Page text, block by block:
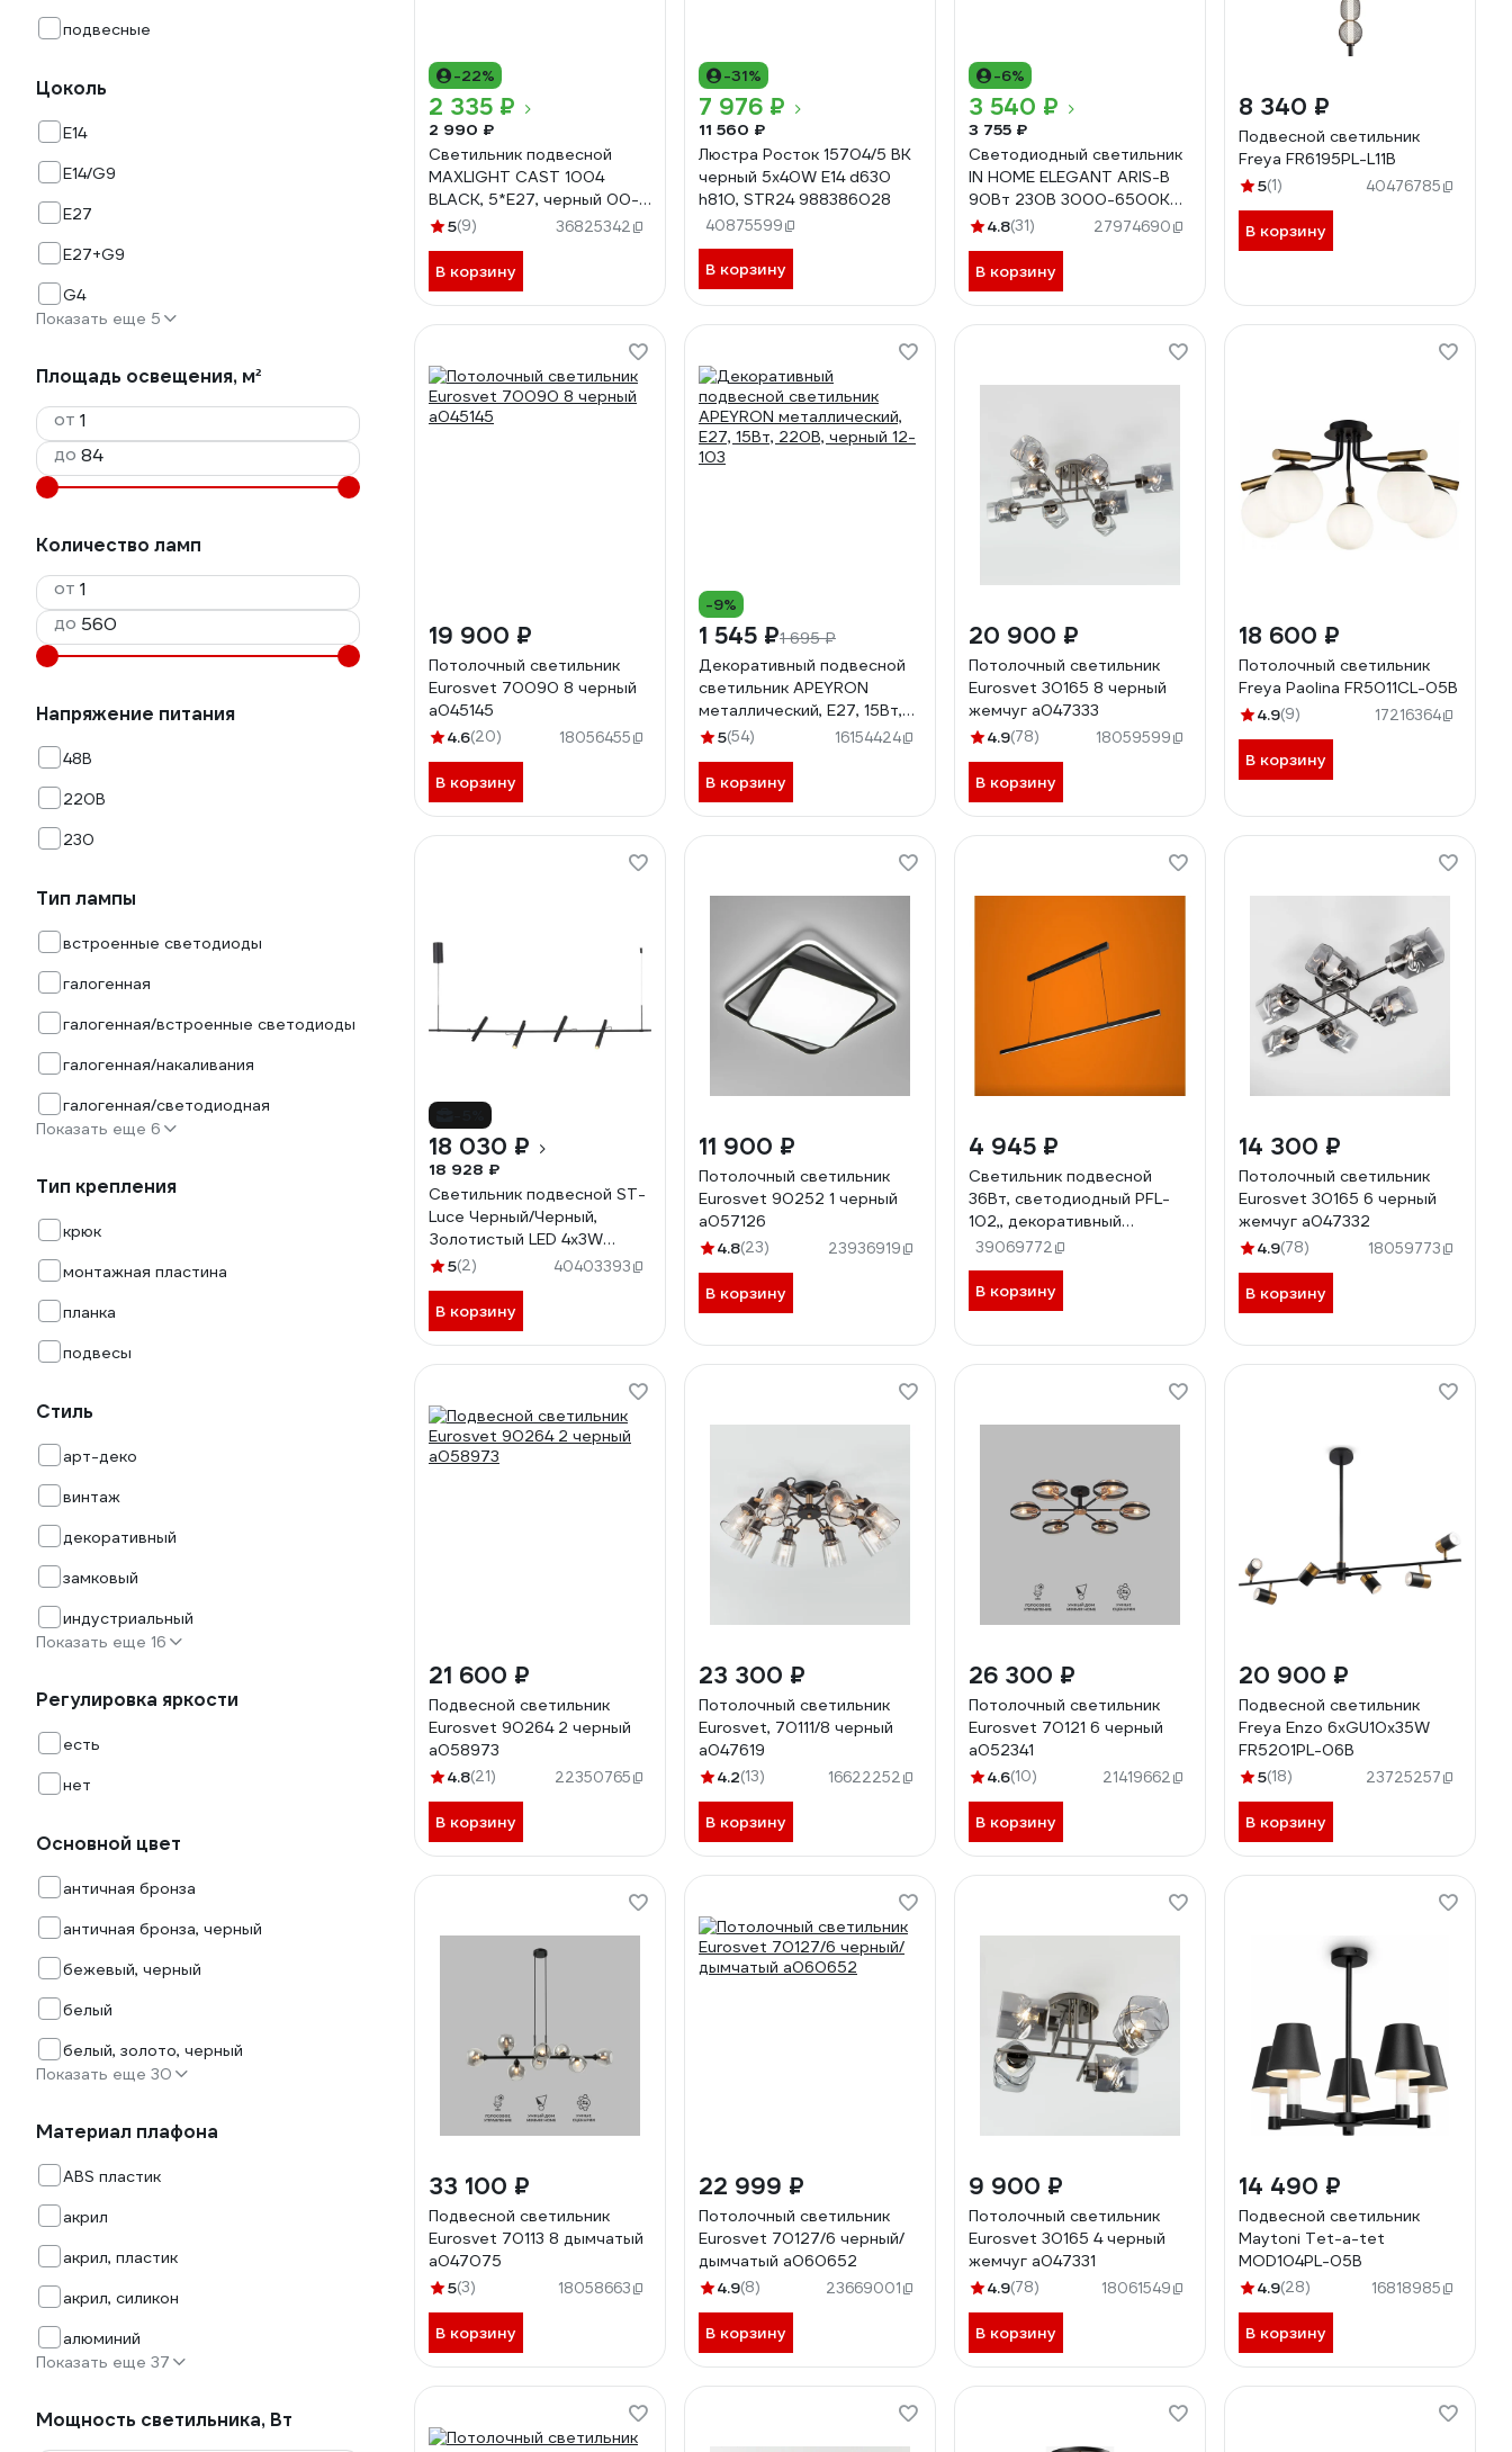
подвесные
Цоколь
E14
E14/G9
E27
E27+G9
G4
Показать еще 5
Площадь освещения, м²
от
до
Количество ламп
от
до
Напряжение питания
48В
220В
230
Тип лампы
встроенные светодиоды
галогенная
галогенная/встроенные светодиоды
галогенная/накаливания
галогенная/светодиодная
Показать еще 6
Тип крепления
крюк
монтажная пластина
планка
подвесы
Стиль
арт-деко
винтаж
декоративный
замковый
индустриальный
Показать еще 16
Регулировка яркости
есть
нет
Основной цвет
античная бронза
античная бронза, черный
бежевый, черный
белый
белый, золото, черный
Показать еще 30
Материал плафона
ABS пластик
акрил
акрил, пластик
акрил, силикон
алюминий
Показать еще 37
Мощность светильника, Вт
-22%
2 335 ₽
2 990 ₽
Светильник подвесной
MAXLIGHT CAST 1004
BLACK, 5*E27, черный 00-
00001220
5(9) 36825342
В корзину
-31%
7 976 ₽
11 560 ₽
Люстра Росток 15704/5 BK
черный 5x40W E14 d630
h810, STR24 988386028
40875599
В корзину
-6%
3 540 ₽
3 755 ₽
Светодиодный светильник
IN HOME ELEGANT ARIS-B
90Вт 230В 3000-6500K
7000Лм 590x590x130мм c
4690612035413
4.8(31) 27974690
В корзину
8 340 ₽
Подвесной светильник
Freya FR6195PL-L11B
5(1) 40476785
В корзину
19 900 ₽
Потолочный светильник
Eurosvet 70090 8 черный
a045145
4.6(20) 18056455
В корзину
-9%
1 545 ₽1 695 ₽
Декоративный подвесной
светильник APEYRON
металлический, Е27, 15Вт,
220В, черный 12-103
5(54) 16154424
В корзину
20 900 ₽
Потолочный светильник
Eurosvet 30165 8 черный
жемчуг a047333
4.9(78) 18059599
В корзину
18 600 ₽
Потолочный светильник
Freya Paolina FR5011CL-05B
4.9(9) 17216364
В корзину
18 030 ₽
18 928 ₽
Светильник подвесной ST-
Luce Черный/Черный,
Золотистый LED 4х3W
3000K ST luce
5(2) 40403393
В корзину
11 900 ₽
Потолочный светильник
Eurosvet 90252 1 черный
a057126
4.8(23) 23936919
В корзину
4 945 ₽
Светильник подвесной
36Вт, светодиодный PFL-
102,, декоративный
линзованный линейный,
черный 4000K iSVET PFL-
102-2-5
39069772
В корзину
14 300 ₽
Потолочный светильник
Eurosvet 30165 6 черный
жемчуг a047332
4.9(78) 18059773
В корзину
21 600 ₽
Подвесной светильник
Eurosvet 90264 2 черный
a058973
4.8(21) 22350765
В корзину
23 300 ₽
Потолочный светильник
Eurosvet, 70111/8 черный
a047619
4.2(13) 16622252
В корзину
26 300 ₽
Потолочный светильник
Eurosvet 70121 6 черный
a052341
4.6(10) 21419662
В корзину
20 900 ₽
Подвесной светильник
Freya Enzo 6хGU10x35W
FR5201PL-06B
5(18) 23725257
В корзину
33 100 ₽
Подвесной светильник
Eurosvet 70113 8 дымчатый
a047075
5(3) 18058663
В корзину
22 999 ₽
Потолочный светильник
Eurosvet 70127/6 черный/
дымчатый a060652
4.9(8) 23669001
В корзину
9 900 ₽
Потолочный светильник
Eurosvet 30165 4 черный
жемчуг a047331
4.9(78) 18061549
В корзину
14 490 ₽
Подвесной светильник
Maytoni Tet-a-tet
MOD104PL-05B
4.9(28) 16818985
В корзину